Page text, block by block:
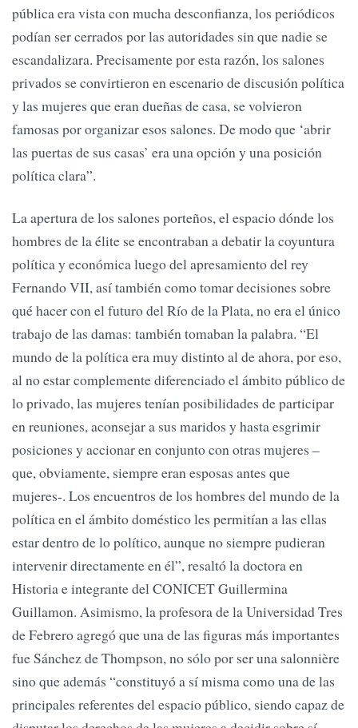
pública era vista con mucha desconfianza, los periódicos
podían ser cerrados por las autoridades sin que nadie se
escandalizara. Precisamente por esta razón, los salones
privados se convirtieron en escenario de discusión política
y las mujeres que eran dueñas de casa, se volvieron
famosas por organizar esos salones. De modo que ‘abrir
las puertas de sus casas’ era una opción y una posición
política clara”.
La apertura de los salones porteños, el espacio dónde los
hombres de la élite se encontraban a debatir la coyuntura
política y económica luego del apresamiento del rey
Fernando VII, así también como tomar decisiones sobre
qué hacer con el futuro del Río de la Plata, no era el único
trabajo de las damas: también tomaban la palabra. “El
mundo de la política era muy distinto al de ahora, por eso,
al no estar complemente diferenciado el ámbito público de
lo privado, las mujeres tenían posibilidades de participar
en reuniones, aconsejar a sus maridos y hasta esgrimir
posiciones y accionar en conjunto con otras mujeres –
que, obviamente, siempre eran esposas antes que
mujeres-. Los encuentros de los hombres del mundo de la
política en el ámbito doméstico les permitían a las ellas
estar dentro de lo político, aunque no siempre pudieran
intervenir directamente en él”, resaltó la doctora en
Historia e integrante del CONICET Guillermina
Guillamon. Asimismo, la profesora de la Universidad Tres
de Febrero agregó que una de las figuras más importantes
fue Sánchez de Thompson, no sólo por ser una salonnière
sino que además “constituyó a sí misma como una de las
principales referentes del espacio público, siendo capaz de